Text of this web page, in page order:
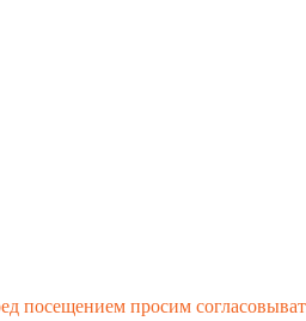
посещением просим